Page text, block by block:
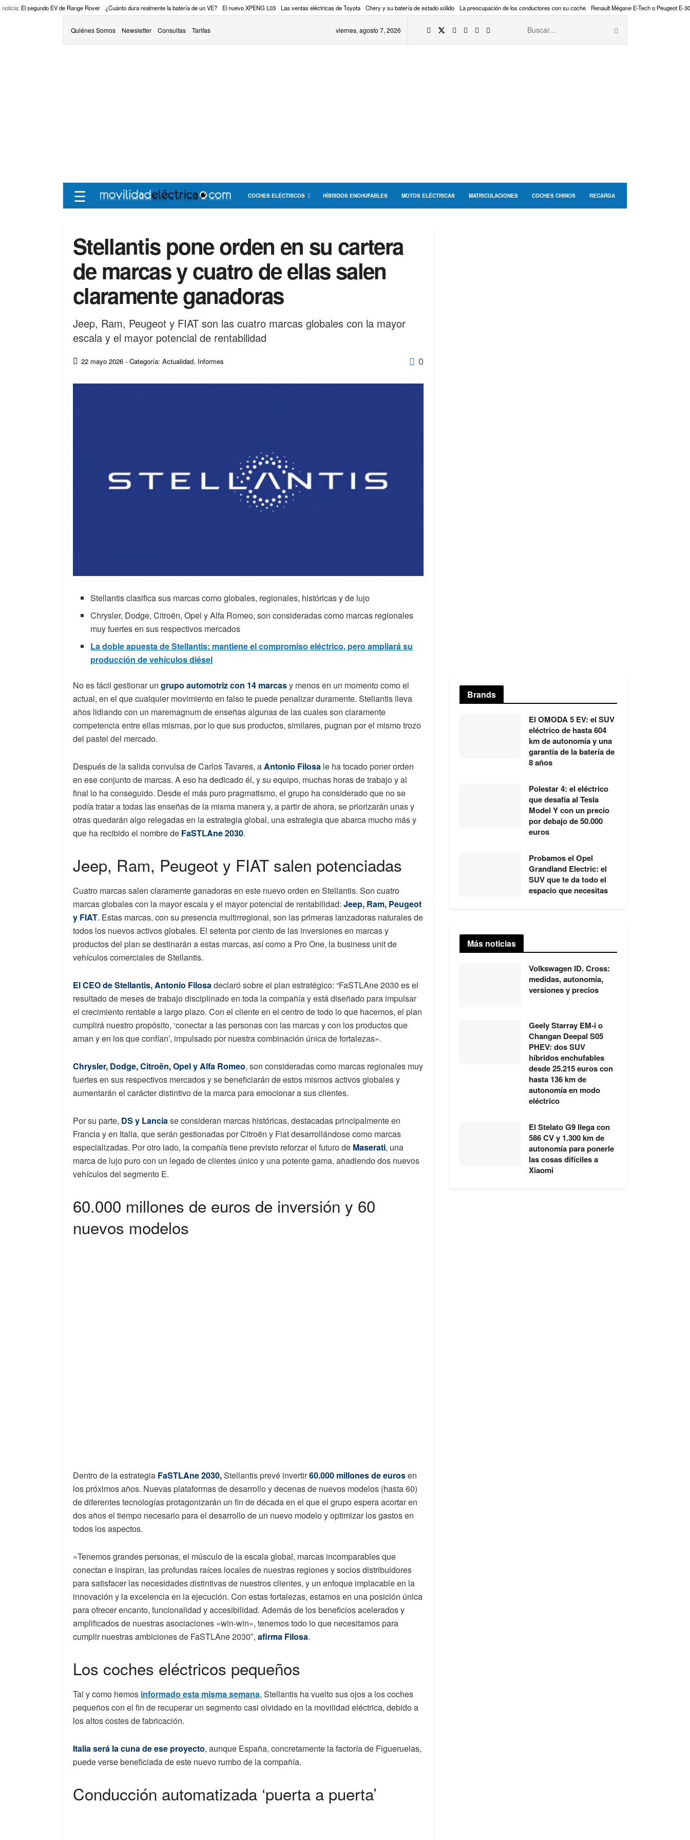
noticia: El segundo EV de Range Rover ¿Cuánto dura realmente la batería de un VE? El nuevo XPENG L03 Las ventas eléctricas de Toyota Chery y su batería de estado sólido La preocupación de los conductores con su coche Renault Mégane E-Tech o Peugeot E-
Quiénes Somos Newsletter Consultas Tarifas viernes, agosto 7, 2026
☰ COCHES ELÉCTRICOS HÍBRIDOS ENCHUFABLES MOTOS ELÉCTRICAS MATRICULACIONES COCHES CHINOS RECARGA
Stellantis pone orden en su cartera
de marcas y cuatro de ellas salen
claramente ganadoras
Jeep, Ram, Peugeot y FIAT son las cuatro marcas globales con la mayor
escala y el mayor potencial de rentabilidad
22 mayo 2026 - Categoría: Actualidad, Informes 0
Stellantis clasifica sus marcas como globales, regionales, históricas y de lujo
Chrysler, Dodge, Citroën, Opel y Alfa Romeo, son consideradas como marcas regionales
muy fuertes en sus respectivos mercados
La doble apuesta de Stellantis: mantiene el compromiso eléctrico, pero ampliará su
producción de vehículos diésel
No es fácil gestionar un grupo automotriz con 14 marcasy menos en un momento como el
actual, en el que cualquier movimiento en falso te puede penalizar duramente. Stellantis lleva
años lidiando con un maremagnum de enseñas algunas de las cuales son claramente
competencia entre ellas mismas, por lo que sus productos, similares, pugnan por el mismo trozo
del pastel del mercado.
Después de la salida convulsa de Carlos Tavares, aAntonio Filosa le ha tocado poner orden
en ese conjunto de marcas. A eso ha dedicado él, y su equipo, muchas horas de trabajo y al
final lo ha conseguido. Desde el más puro pragmatismo, el grupo ha considerado que no se
podía tratar a todas las enseñas de la misma manera y, a partir de ahora, se priorizarán unas y
otras quedarán algo relegadas en la estrategia global, una estrategia que abarca mucho más y
que ha recibido el nombre de FaSTLAne 2030.
Jeep, Ram, Peugeot y FIAT salen potenciadas
Cuatro marcas salen claramente ganadoras en este nuevo orden en Stellantis. Son cuatro
marcas globales con la mayor escala y el mayor potencial de rentabilidad: Jeep, Ram, Peugeot
y FIAT. Estas marcas, con su presencia multirregional, son las primeras lanzadoras naturales de
todos los nuevos activos globales. El setenta por ciento de las inversiones en marcas y
productos del plan se destinarán a estas marcas, así como a Pro One, la business unit de
vehículos comerciales de Stellantis.
El CEO de Stellantis, Antonio Filosa declaró sobre el plan estratégico: “FaSTLAne 2030 es el
resultado de meses de trabajo disciplinado en toda la compañía y está diseñado para impulsar
el crecimiento rentable a largo plazo. Con el cliente en el centro de todo lo que hacemos, el plan
cumplirá nuestro propósito, ‘conectar a las personas con las marcas y con los productos que
aman y en los que confían’, impulsado por nuestra combinación única de fortalezas».
Chrysler, Dodge, Citroën, Opel y Alfa Romeo, son consideradas como marcas regionales muy
fuertes en sus respectivos mercados y se beneficiarán de estos mismos activos globales y
aumentarán el carácter distintivo de la marca para emocionar a sus clientes.
Por su parte, DS y Lancia se consideran marcas históricas, destacadas principalmente en
Francia y en Italia, que serán gestionadas por Citroën y Fiat desarrollándose como marcas
especializadas. Por otro lado, la compañía tiene previsto reforzar el futuro de Maserati, una
marca de lujo puro con un legado de clientes único y una potente gama, añadiendo dos nuevos
vehículos del segmento E.
60.000 millones de euros de inversión y 60
nuevos modelos
Dentro de la estrategia FaSTLAne 2030,Stellantis prevé invertir60.000 millones de eurosen
los próximos años. Nuevas plataformas de desarrollo y decenas de nuevos modelos (hasta 60)
de diferentes tecnologías protagonizarán un fin de década en el que el grupo espera acortar en
dos años el tiempo necesario para el desarrollo de un nuevo modelo y optimizar los gastos en
todos los aspectos.
«Tenemos grandes personas, el músculo de la escala global, marcas incomparables que
conectan e inspiran, las profundas raíces locales de nuestras regiones y socios distribuidores
para satisfacer las necesidades distintivas de nuestros clientes, y un enfoque implacable en la
innovación y la excelencia en la ejecución. Con estas fortalezas, estamos en una posición única
para ofrecer encanto, funcionalidad y accesibilidad. Además de los beneficios acelerados y
amplificados de nuestras asociaciones «win-win», tenemos todo lo que necesitamos para
cumplir nuestras ambiciones de FaSTLAne 2030″, afirma Filosa.
Los coches eléctricos pequeños
Tal y como hemos informado esta misma semana, Stellantis ha vuelto sus ojos a los coches
pequeños con el fin de recuperar un segmento casi olvidado en la movilidad eléctrica, debido a
los altos costes de fabricación.
Italia será la cuna de ese proyecto, aunque España, concretamente la factoría de Figueruelas,
puede verse beneficiada de este nuevo rumbo de la compañía.
Conducción automatizada ‘puerta a puerta’
Brands
El OMODA 5 EV: el SUV
eléctrico de hasta 604
km de autonomía y una
garantía de la batería de
8 años
Polestar 4: el eléctrico
que desafía al Tesla
Model Y con un precio
por debajo de 50.000
euros
Probamos el Opel
Grandland Electric: el
SUV que te da todo el
espacio que necesitas
Más noticias
Volkswagen ID. Cross:
medidas, autonomía,
versiones y precios
Geely Starray EM-i o
Changan Deepal S05
PHEV: dos SUV
híbridos enchufables
desde 25.215 euros con
hasta 136 km de
autonomía en modo
eléctrico
El Stelato G9 llega con
586 CV y 1.300 km de
autonomía para ponerle
las cosas difíciles a
Xiaomi